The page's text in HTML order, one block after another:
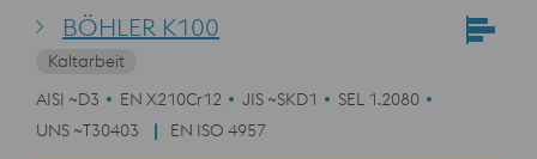
BÖHLER K100
Kaltarbeit
AISI ~D3
EN X210Cr12 JIS ~SKD1
SEL 1.2080
UNS ~T30403
EN ISO 4957